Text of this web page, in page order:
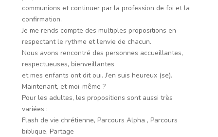
communions et continuer par la profession de foi et la
confirmation.
Je me rends compte des multiples propositions en
respectant le rythme et l’envie de chacun.
Nous avons rencontré des personnes accueillantes,
respectueuses, bienveillantes
et mes enfants ont dit oui. J’en suis heureux (se).
Maintenant, et moi-même ?
Pour les adultes, les propositions sont aussi très
variées :
Flash de vie chrétienne, Parcours Alpha , Parcours
biblique, Partage